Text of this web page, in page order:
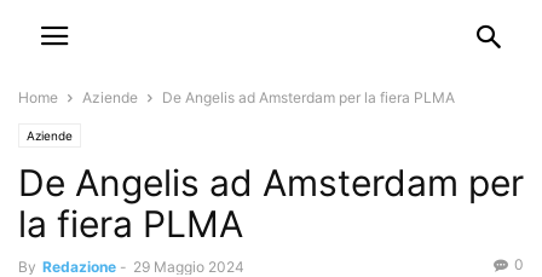
Home Aziende De Angelis ad Amsterdam per la fiera PLMA
Aziende
De Angelis ad Amsterdam per
la fiera PLMA
By Redazione - 29 Maggio 2024 0